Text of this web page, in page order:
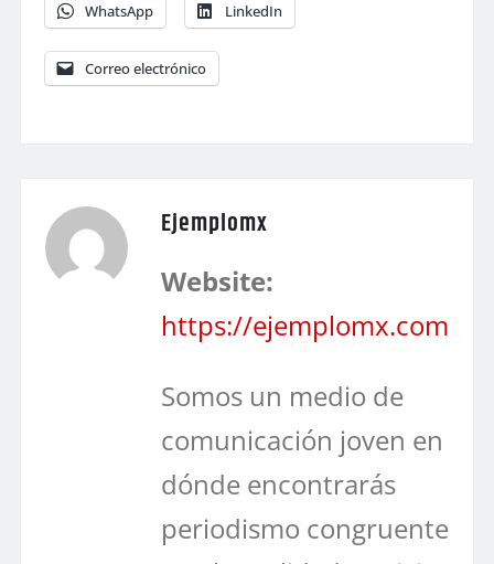
WhatsApp LinkedIn
Correo electrónico
Ejemplomx
Website:
https://ejemplomx.com
Somos un medio de
comunicación joven en
dónde encontrarás
periodismo congruente